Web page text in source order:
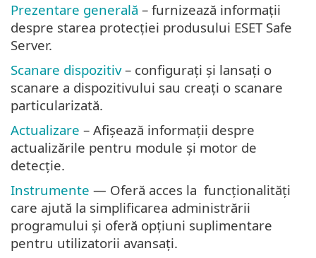
Prezentare generală – furnizează informații
despre starea protecției produsului ESET Safe
Server.
Scanare dispozitiv– configurați și lansați o
scanare a dispozitivului sau creați o scanare
particularizată.
Actualizare – Afișează informații despre
actualizările pentru module și motor de
detecție.
Instrumente — Oferă acces la funcționalități
care ajută la simplificarea administrării
programului și oferă opțiuni suplimentare
pentru utilizatorii avansați.